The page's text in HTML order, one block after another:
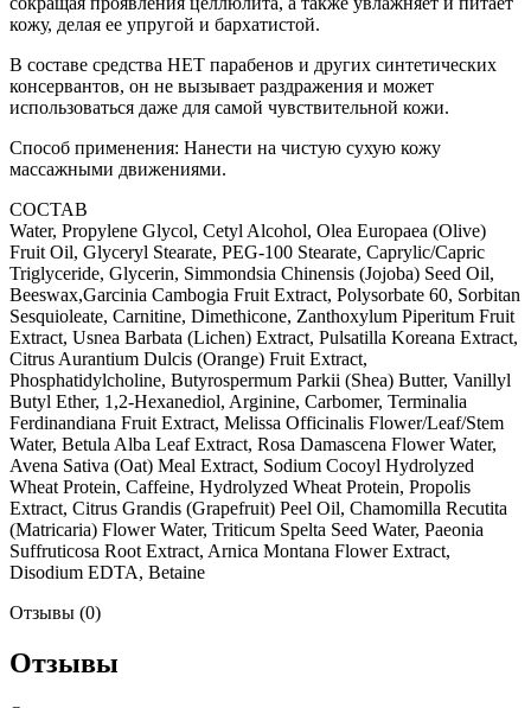
кожу, делая ее упругой и бархатистой.
В составе средства НЕТ парабенов и других синтетических
консервантов, он не вызывает раздражения и может
использоваться даже для самой чувствительной кожи.
Способ применения: Нанести на чистую сухую кожу
массажными движениями.
СОСТАВ
Water, Propylene Glycol, Cetyl Alcohol, Olea Europaea (Olive)
Fruit Oil, Glyceryl Stearate, PEG-100 Stearate, Caprylic/Capric
Triglyceride, Glycerin, Simmondsia Chinensis (Jojoba) Seed Oil,
Beeswax,Garcinia Cambogia Fruit Extract, Polysorbate 60, Sorbitan
Sesquioleate, Carnitine, Dimethicone, Zanthoxylum Piperitum Fruit
Extract, Usnea Barbata (Lichen) Extract, Pulsatilla Koreana Extract,
Citrus Aurantium Dulcis (Orange) Fruit Extract,
Phosphatidylcholine, Butyrospermum Parkii (Shea) Butter, Vanillyl
Butyl Ether, 1,2-Hexanediol, Arginine, Carbomer, Terminalia
Ferdinandiana Fruit Extract, Melissa Officinalis Flower/Leaf/Stem
Water, Betula Alba Leaf Extract, Rosa Damascena Flower Water,
Avena Sativa (Oat) Meal Extract, Sodium Cocoyl Hydrolyzed
Wheat Protein, Caffeine, Hydrolyzed Wheat Protein, Propolis
Extract, Citrus Grandis (Grapefruit) Peel Oil, Chamomilla Recutita
(Matricaria) Flower Water, Triticum Spelta Seed Water, Paeonia
Suffruticosa Root Extract, Arnica Montana Flower Extract,
Disodium EDTA, Betaine
Отзывы (0)
Отзывы